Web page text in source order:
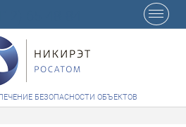
БЕЗОПАСНОСТИ ОБЪЕКТОВ